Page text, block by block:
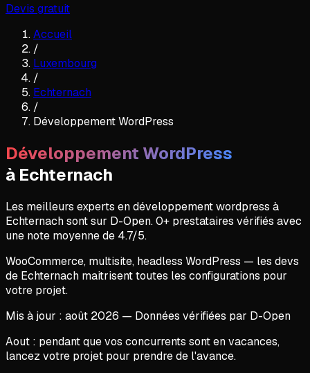
Devis gratuit
Accueil
/
Luxembourg
/
Echternach
/
Développement WordPress
Développement WordPress
à Echternach
Les meilleurs experts endéveloppement wordpress à
Echternachsont sur D-Open.0+ prestataires vérifiés avec
une note moyenne de 4.7/5.
WooCommerce, multisite, headless WordPress — les devs
de Echternach maitrisent toutes les configurations pour
votre projet.
Mis à jour : août 2026 — Données vérifiées par D-Open
Aout : pendant que vos concurrents sont en vacances,
lancez votre projet pour prendre de l'avance.